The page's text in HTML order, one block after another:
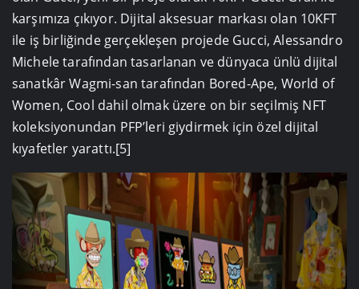
karşımıza çıkıyor. Dijital aksesuar markası olan 10KFT
ile iş birliğinde gerçekleşen projede Gucci, Alessandro
Michele tarafından tasarlanan ve dünyaca ünlü dijital
sanatkâr Wagmi-san tarafından Bored-Ape, World of
Women, Cool dahil olmak üzere on bir seçilmiş NFT
koleksiyonundan PFP’leri giydirmek için özel dijital
kıyafetler yarattı.[5]